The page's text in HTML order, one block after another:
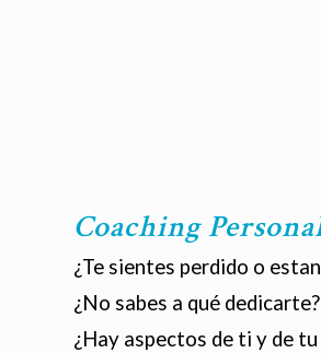
Coaching
¿Te sientes perdido o
¿No sabes a qué dedicarte?
¿Hay aspectos de ti y de